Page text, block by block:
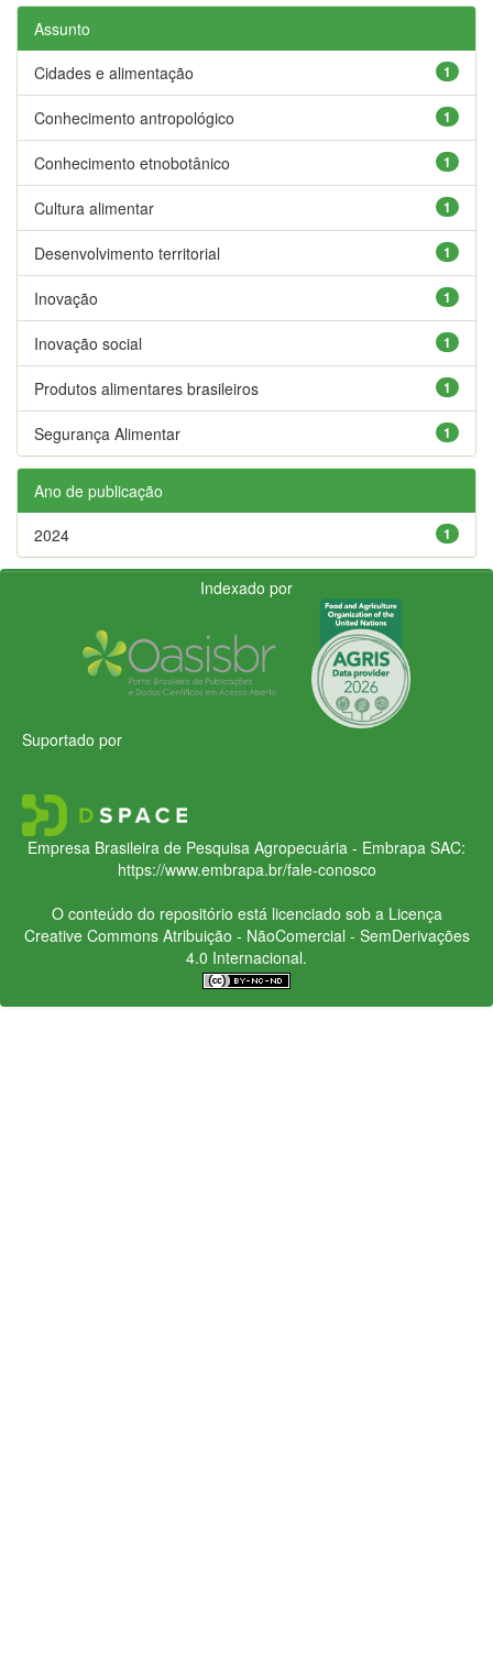
Assunto
1
Cidades e alimentação
1
Conhecimento antropológico
1
Conhecimento etnobotânico
1
Cultura alimentar
1
Desenvolvimento territorial
1
Inovação
1
Inovação social
1
Produtos alimentares brasileiros
1
Segurança Alimentar
Ano de publicação
1
2024
Indexado por
Suportado por
Empresa Brasileira de Pesquisa Agropecuária - Embrapa SAC:
https://www.embrapa.br/fale-conosco
O conteúdo do repositório está licenciado sob a Licença
Creative CommonsAtribuição - NãoComercial - SemDerivações
4.0 Internacional.